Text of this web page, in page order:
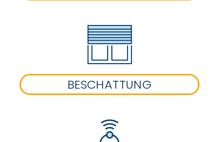
BESCHATTUNG